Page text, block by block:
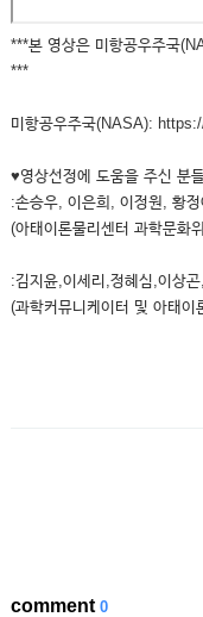
***본 영상은 미항공우주국
***
미항공우주국(NASA):
♥영상선정에 도움을 주신 분
:손승우, 이은희, 이정원, 황
(아태이론물리센터 과학문화
:김지윤,이세리,정혜심,이상
(과학커뮤니케이터 및 아태이
comment0